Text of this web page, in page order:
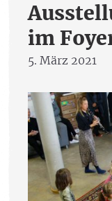
im
5. März 2021